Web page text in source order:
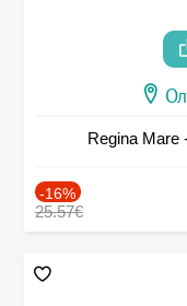
Regina Mare
-16%
25.57€